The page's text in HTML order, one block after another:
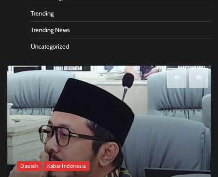
Trending
Trending News
Uncategorized
Daerah Kabar Indonesia